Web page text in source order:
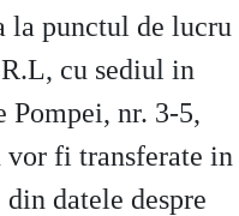
la punctul de lucru
cu sediul in
nr. 3-5,
vor fi transferate in
datele despre